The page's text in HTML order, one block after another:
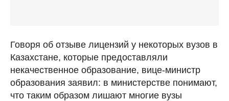
Говоря об отзыве лицензий у некоторых вузов в
Казахстане, которые предоставляли
некачественное образование, вице-министр
образования заявил: в министерстве понимают,
что таким образом лишают многие вузы